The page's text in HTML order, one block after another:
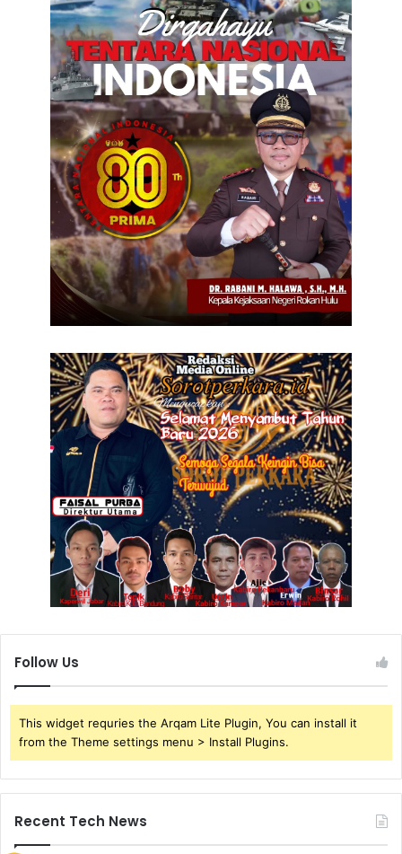
Follow Us
This widget requries the Arqam Lite Plugin, You can install it
from the Theme settings menu > Install Plugins.
Recent Tech News